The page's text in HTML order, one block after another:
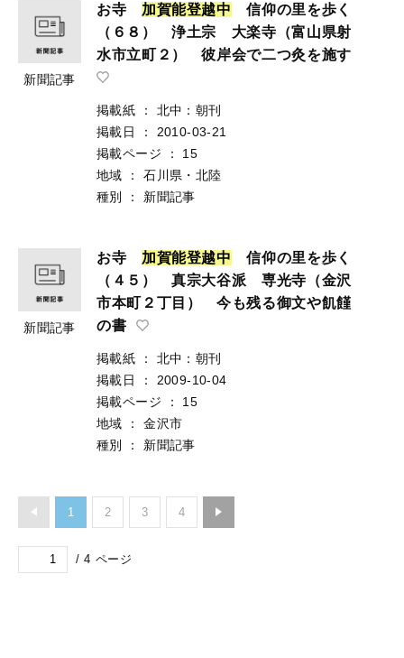
新聞記事
お寺 加賀能登越中
信仰の里を歩く
（６８） 浄土宗 大楽寺（富山県射
水市立町２） 彼岸会で二つ灸を施す
掲載紙 ：
北中：朝刊
掲載日
：
2010-03-21
掲載ページ
：
15
地域
：
石川県・北陸
種別
： 新聞記事
新聞記事
お寺 加賀能登越中
信仰の里を歩く
（４５） 真宗大谷派 専光寺（金沢
市本町２丁目） 今も残る御文や飢饉
の書
掲載紙 ：
北中：朝刊
掲載日
：
2009-10-04
掲載ページ
：
15
地域
：
金沢市
種別
： 新聞記事
1 2 3 4
/ 4 ページ